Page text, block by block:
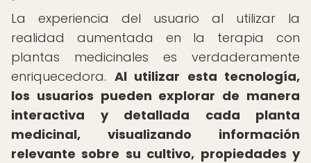
La experiencia del usuario al utilizar la
realidad aumentada en la terapia con
plantas medicinales es verdaderamente
enriquecedora. Al utilizar esta tecnología,
los usuarios pueden explorar de manera
interactiva y detallada cada planta
medicinal, visualizando información
relevante sobre su cultivo, propiedades y